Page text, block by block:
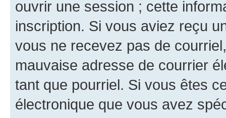
ouvrir une session ; cette
inscription. Si vous aviez reçu
vous ne recevez pas de
mauvaise adresse de courrier
tant que pourriel. Si vous êtes
électronique que vous avez